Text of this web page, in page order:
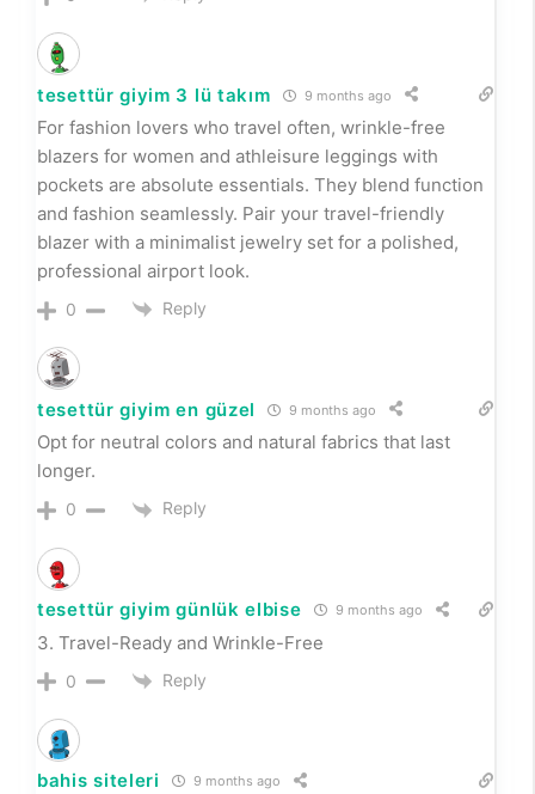
tesettür giyim 3 lü takım 9 months ago
For fashion lovers who travel often, wrinkle-free
blazers for women and athleisure leggings with
pockets are absolute essentials. They blend function
and fashion seamlessly. Pair your travel-friendly
blazer with a minimalist jewelry set for a polished,
professional airport look.
0 Reply
tesettür giyim en güzel 9 months ago
Opt for neutral colors and natural fabrics that last
longer.
0 Reply
tesettür giyim günlük elbise 9 months ago
3. Travel-Ready and Wrinkle-Free
0 Reply
bahis siteleri 9 months ago